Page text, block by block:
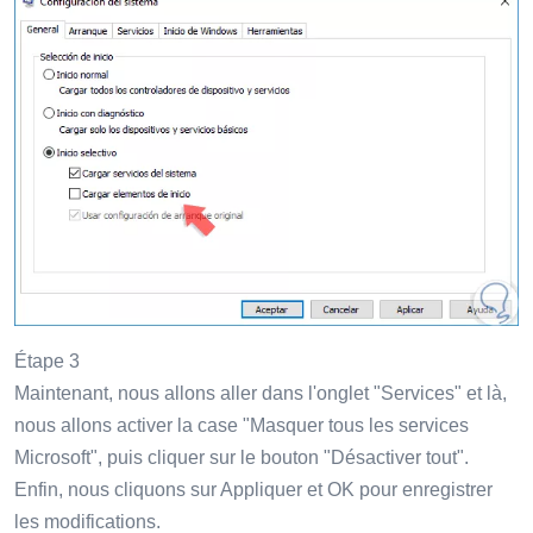
Étape 3
Maintenant, nous allons aller dans l'onglet "Services" et là,
nous allons activer la case "Masquer tous les services
Microsoft", puis cliquer sur le bouton "Désactiver tout".
Enfin, nous cliquons sur Appliquer et OK pour enregistrer
les modifications.